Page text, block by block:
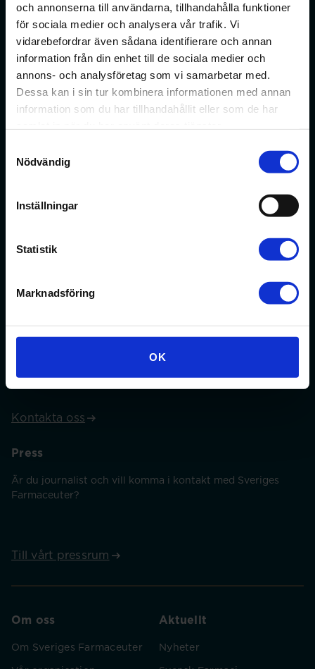
och annonserna till användarna, tillhandahålla funktioner
för sociala medier och analysera vår trafik. Vi
vidarebefordrar även sådana identifierare och annan
information från din enhet till de sociala medier och
annons- och analysföretag som vi samarbetar med.
Dessa kan i sin tur kombinera informationen med annan
information som du har tillhandahållit eller som de har
Nödvändig
Inställningar
Statistik
Marknadsföring
OK
Förbundet för apotekare och receptarier.
Bli medlem
Min sida
till webbinarier med mera.
Min sida
Kontakt
anställning. Medlemsrådgivningen går alltid att nå på
mejl. Telefontider: Tisdag 13.00 – 16.00 och torsdag
Kontakta oss
Press
Är du journalist och vill komma i kontakt med Sveriges
Farmaceuter?
Till vårt pressrum
Om oss
Om Sveriges Farmaceuter
Aktuellt
Nyheter